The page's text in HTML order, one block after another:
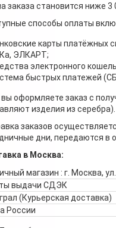
заказа становится ниже
способы оплаты
карты платёжных
ЭЛКАРТ;
электронного
быстрых платежей
оформляете заказ с
изделия из
заказов
дни, передаются в
в Москва:
магазин : г. Москва,
выдачи СДЭК
(Курьерская доставка)
России